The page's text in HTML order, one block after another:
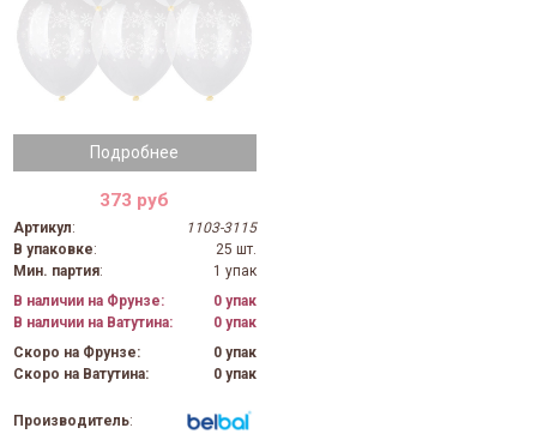
Подробнее
373 руб
Артикул:
1103-3115
В упаковке:
25 шт.
Мин. партия:
1 упак
В наличии на Фрунзе:
0 упак
В наличии на Ватутина:
0 упак
Скоро на Фрунзе:
0 упак
Скоро на Ватутина:
0 упак
Производитель: